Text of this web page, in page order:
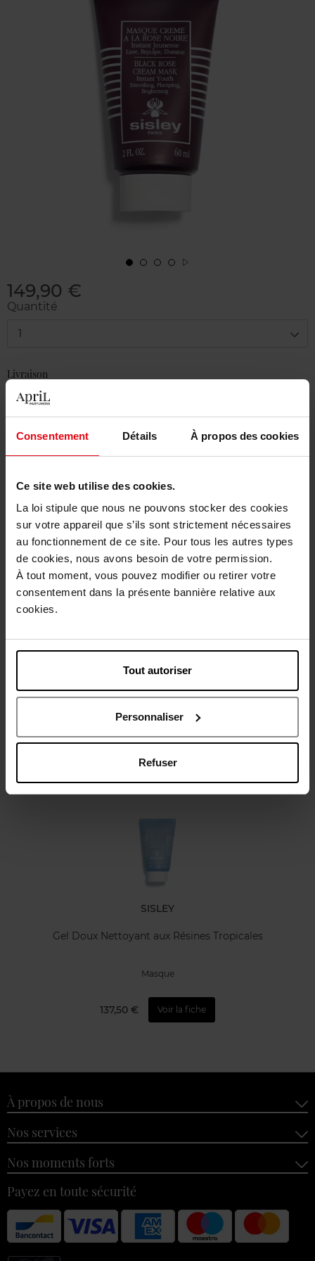
Consentement Détails À propos des cookies
Ce site web utilise des cookies.
La loi stipule que nous ne pouvons stocker des cookies
sur votre appareil que s’ils sont strictement nécessaires
au fonctionnement de ce site. Pour tous les autres types
de cookies, nous avons besoin de votre permission.
À tout moment, vous pouvez modifier ou retirer votre
consentement dans la présente bannière relative aux
cookies.
Tout autoriser
Personnaliser
Refuser
149,90 €
Quantité
1
Livraison
Cet article n'est plus disponible pour le moment
Etre prévenu de la disponibilité
Livraison gratuite à partir de 50€
Retour gratuit dans votre magasin
Description
Caractéristiques
SISLEY
Gel Doux Nettoyant aux Résines Tropicales
Masque
137,50 € Voir la fiche
À propos de nous
Nos services
Nos moments forts
Payez en toute sécurité